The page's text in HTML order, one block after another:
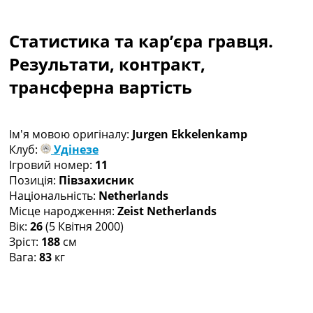
Чемпіонат Світу
Україна. Прем’єр-Ліга
Україна. Перша Ліга
Ліга Чемпіонів
Ще Турніри >>>
Таблиці
Чемпіонат Світу. Турнирні таблиці
Таблиця УПЛ
Перша Ліга
Таблиця АПЛ
Таблиця Ла Ліги
Таблиця Ліги Чемпіонів
Всі таблиці >>>
Статистика та кар’єра гравця.
Результати, контракт,
трансферна вартість
Ім'я мовою оригіналу: Jurgen Ekkelenkamp
Клуб:
Удінезе
Ігровий номер: 11
Позиція: Півзахисник
Національність: Netherlands
Місце народження: Zeist Netherlands
Вік: 26(5 Квітня 2000)
Зріст: 188 см
Вага: 83 кг